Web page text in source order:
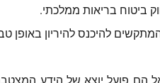
ביטוח בריאות ממלכתי.
להיכנס להיריון